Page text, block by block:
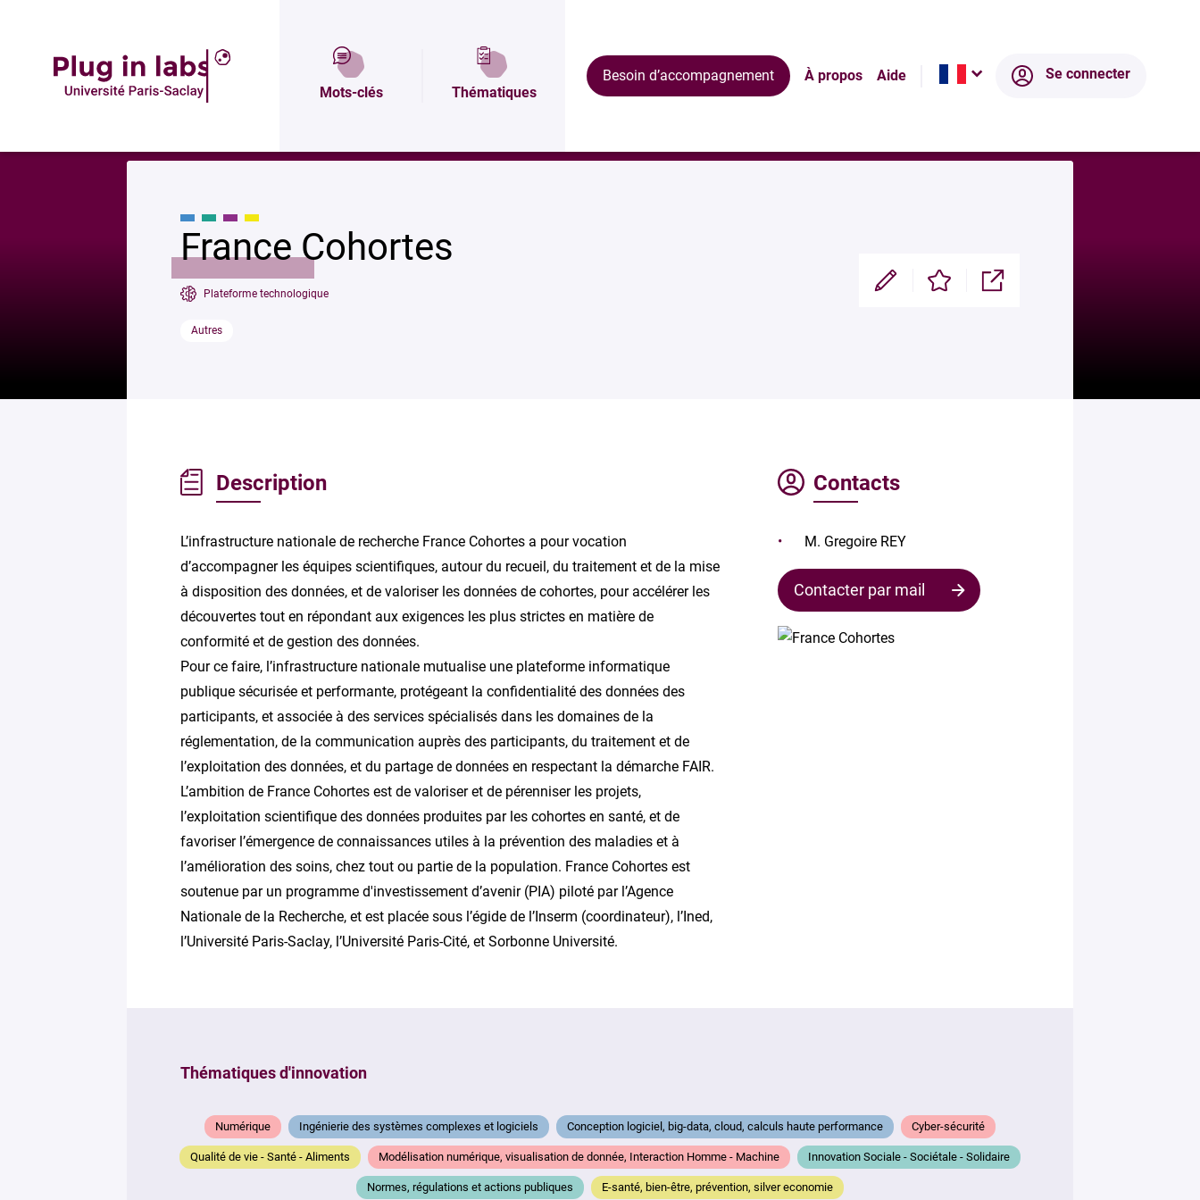
Mots-clés Thématiques
Besoin d’accompagnement À propos Aide Se connecter
France Cohortes
Plateforme technologique
Autres
Modifier Enregistrer Partager
Description
L’infrastructure nationale de recherche France Cohortes a pour vocation
d’accompagner les équipes scientifiques, autour du recueil, du traitement et de la mise
à disposition des données, et de valoriser les données de cohortes, pour accélérer les
découvertes tout en répondant aux exigences les plus strictes en matière de
conformité et de gestion des données.
Pour ce faire, l’infrastructure nationale mutualise une plateforme informatique
publique sécurisée et performante, protégeant la confidentialité des données des
participants, et associée à des services spécialisés dans les domaines de la
réglementation, de la communication auprès des participants, du traitement et de
l’exploitation des données, et du partage de données en respectant la démarche FAIR.
L’ambition de France Cohortes est de valoriser et de pérenniser les projets,
l’exploitation scientifique des données produites par les cohortes en santé, et de
favoriser l’émergence de connaissances utiles à la prévention des maladies et à
l’amélioration des soins, chez tout ou partie de la population. France Cohortes est
soutenue par un programme d'investissement d’avenir (PIA) piloté par l’Agence
Nationale de la Recherche, et est placée sous l’égide de l’Inserm (coordinateur), l’Ined,
l’Université Paris-Saclay, l’Université Paris-Cité, et Sorbonne Université.
Contacts
M. Gregoire REY
Contacter par mail
En soumettant
Thématiques d'innovation
Numérique Ingénierie des systèmes complexes et logiciels Conception logiciel, big-data, cloud, calculs haute performance Cyber-sécurité
Qualité de vie - Santé - Aliments Modélisation numérique, visualisation de donnée, Interaction Homme - Machine Innovation Sociale - Sociétale - Solidaire
Normes, régulations et actions publiques E-santé, bien-être, prévention, silver economie